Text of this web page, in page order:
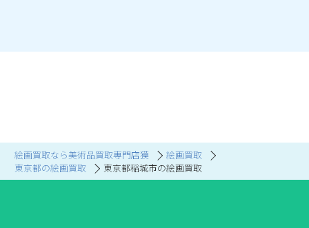
絵画買取なら美術品買取専門店獏
絵画買取
東京都の絵画買取
東京都稲城市の絵画買取